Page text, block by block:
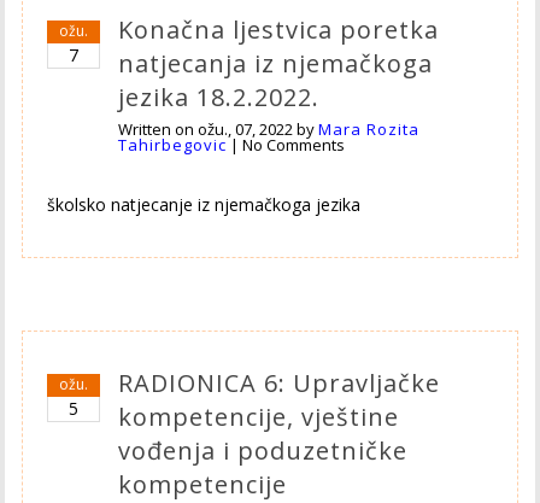
ožu.
7
Konačna ljestvica poretka
natjecanja iz njemačkoga
jezika 18.2.2022.
Written onožu., 07, 2022byMara Rozita
Tahirbegovic |No Comments
školsko natjecanje iz njemačkoga jezika
ožu.
5
RADIONICA 6: Upravljačke
kompetencije, vještine
vođenja i poduzetničke
kompetencije